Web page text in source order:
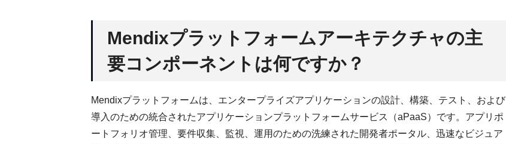
Mendixプラットフォームアーキテクチャの主
要コンポーネントは何ですか？
Mendixプラットフォームは、エンタープライズアプリケーションの設計、構築、テスト、および
導入のための統合されたアプリケーションプラットフォームサービス（aPaaS）です。アプリポ
ートフォリオ管理、要件収集、監視、運用のための洗練された開発者ポータル、迅速なビジュア